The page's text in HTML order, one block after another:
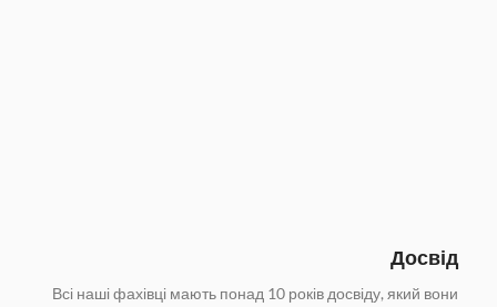
Досвід
Всі наші фахівці мають понад 10 років досвіду, який вони